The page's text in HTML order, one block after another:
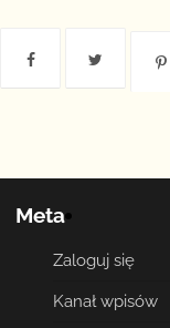
Meta
Zaloguj się
Kanał wpisów